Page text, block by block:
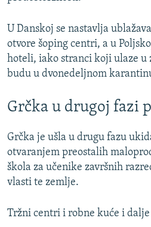
U Danskoj se nastavlja
otvore šoping centri, a u
hoteli, iako stranci koji ulaze
budu u dvonedeljnom
Grčka u drugoj fazi
Grčka je ušla u drugu fazu
otvaranjem preostalih
škola za učenike završnih
vlasti te zemlje.
Tržni centri i robne kuće i